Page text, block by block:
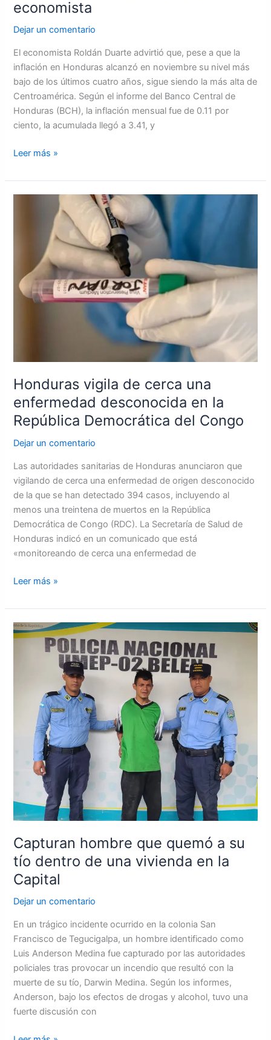
economista
Dejar un comentario
El economista Roldán Duarte advirtió que, pese a que la
inflación en Honduras alcanzó en noviembre su nivel más
bajo de los últimos cuatro años, sigue siendo la más alta de
Centroamérica. Según el informe del Banco Central de
Honduras (BCH), la inflación mensual fue de 0.11 por
ciento, la acumulada llegó a 3.41, y
Leer más »
Honduras vigila de cerca una
enfermedad desconocida en la
República Democrática del Congo
Dejar un comentario
Las autoridades sanitarias de Honduras anunciaron que
vigilando de cerca una enfermedad de origen desconocido
de la que se han detectado 394 casos, incluyendo al
menos una treintena de muertos en la República
Democrática de Congo (RDC). La Secretaría de Salud de
Honduras indicó en un comunicado que está
«monitoreando de cerca una enfermedad de
enfermedad
desconocida
del
Leer más »
Capturan hombre que quemó a su
tío dentro de una vivienda en la
Capital
Dejar un comentario
En un trágico incidente ocurrido en la colonia San
Francisco de Tegucigalpa, un hombre identificado como
Luis Anderson Medina fue capturado por las autoridades
policiales tras provocar un incendio que resultó con la
muerte de su tío, Darwin Medina. Según los informes,
Anderson, bajo los efectos de drogas y alcohol, tuvo una
fuerte discusión con
Capturan
hombre
dentro
vivienda
la
Capital